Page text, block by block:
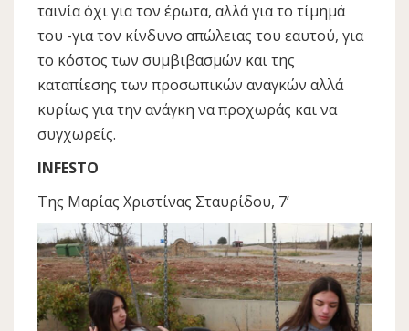
ταινία όχι για τον έρωτα, αλλά για το τίμημά
του -για τον κίνδυνο απώλειας του εαυτού, για
το κόστος των συμβιβασμών και της
καταπίεσης των προσωπικών αναγκών αλλά
κυρίως για την ανάγκη να προχωράς και να
συγχωρείς.
INFESTO
Της Μαρίας Χριστίνας Σταυρίδου, 7’